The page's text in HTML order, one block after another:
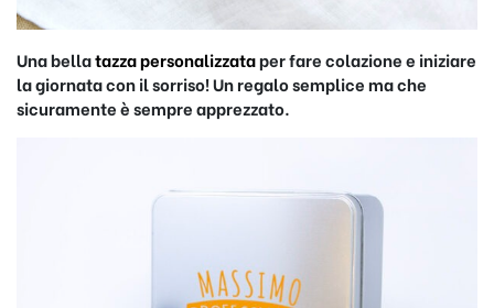
Una bellatazza personalizzataper fare colazione e iniziare
la giornata con il sorriso! Un regalo semplice ma che
sicuramente è sempre apprezzato.